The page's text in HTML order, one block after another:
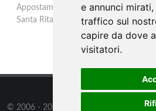
e annunci
traffico sul
capire da dove
visitatori.
Appostamento al crepuscolo nel
Santa Rita al Brasimone, prenotazione
© 2006 - 2026 tutti i